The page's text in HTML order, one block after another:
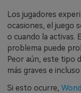
Los jugadores
ocasiones, el juego
o cuando la activas.
problema puede
Peor aún, este tipo
más graves e
Si esto ocurre,